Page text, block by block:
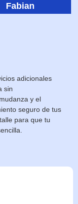
Fabian
adicionales
sin
y el
seguro de tus
para que tu